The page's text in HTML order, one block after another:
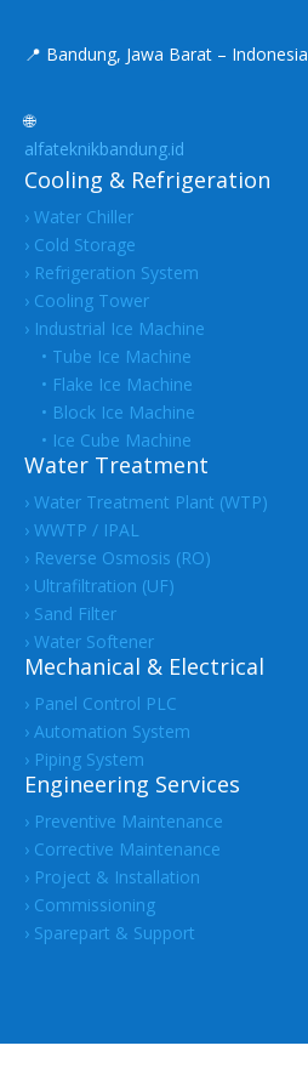
📍 Bandung, Jawa Barat – Indonesia
🌐
alfateknikbandung.id
Cooling & Refrigeration
› Water Chiller
› Cold Storage
› Refrigeration System
› Cooling Tower
› Industrial Ice Machine
• Tube Ice Machine
• Flake Ice Machine
• Block Ice Machine
• Ice Cube Machine
Water Treatment
› Water Treatment Plant (WTP)
› WWTP / IPAL
› Reverse Osmosis (RO)
› Ultrafiltration (UF)
› Sand Filter
› Water Softener
Mechanical & Electrical
› Panel Control PLC
› Automation System
› Piping System
Engineering Services
› Preventive Maintenance
› Corrective Maintenance
› Project & Installation
› Commissioning
› Sparepart & Support